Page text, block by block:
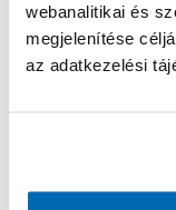
webanalitikai és
megjelenítése
az adatkezelési